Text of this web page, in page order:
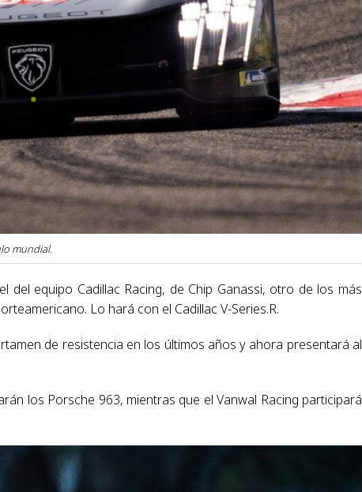
mundial.
equipo Cadillac Racing, de Chip Ganassi, otro de los más
Lo hará con el Cadillac V-Series.R.
de resistencia en los últimos años y ahora presentará al
los Porsche 963, mientras que el Vanwal Racing participará